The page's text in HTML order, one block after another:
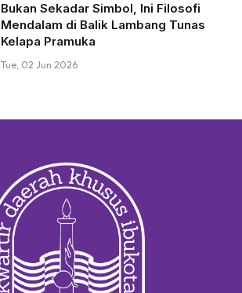
Bukan Sekadar Simbol, Ini Filosofi
Mendalam di Balik Lambang Tunas
Kelapa Pramuka
Tue, 02 Jun 2026